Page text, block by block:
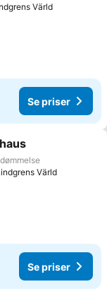
Värld
Se priser
Värld
Se priser